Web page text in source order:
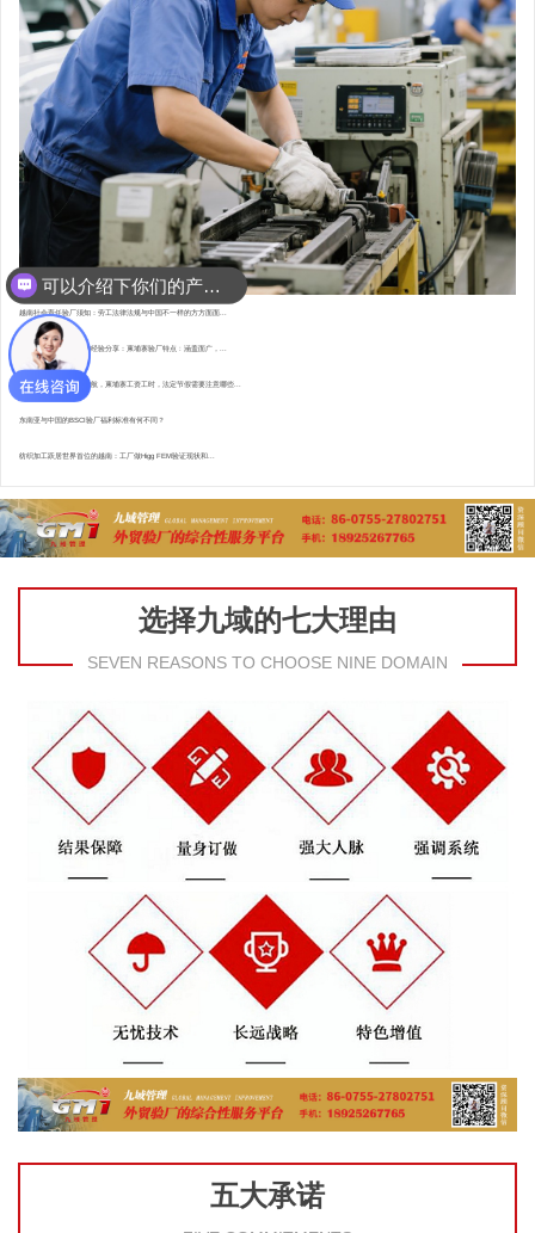
越南社会责任验厂须知：劳工法律法规与中国不一样的方方面面...
东南亚资深验厂顾问的经验分享：柬埔寨验厂特点 : 涵盖面广，...
直赴柬埔寨，为验厂护航，柬埔寨工资工时，法定节假需要注意哪些...
东南亚与中国的BSCI验厂福利标准有何不同？
纺织加工跃居世界首位的越南：工厂做Higg FEM验证现状和...
选择九域的七大理由
SEVEN REASONS TO CHOOSE NINE DOMAIN
五大承诺
可以介绍下你们的产品么？
你们是怎么收费的呢？